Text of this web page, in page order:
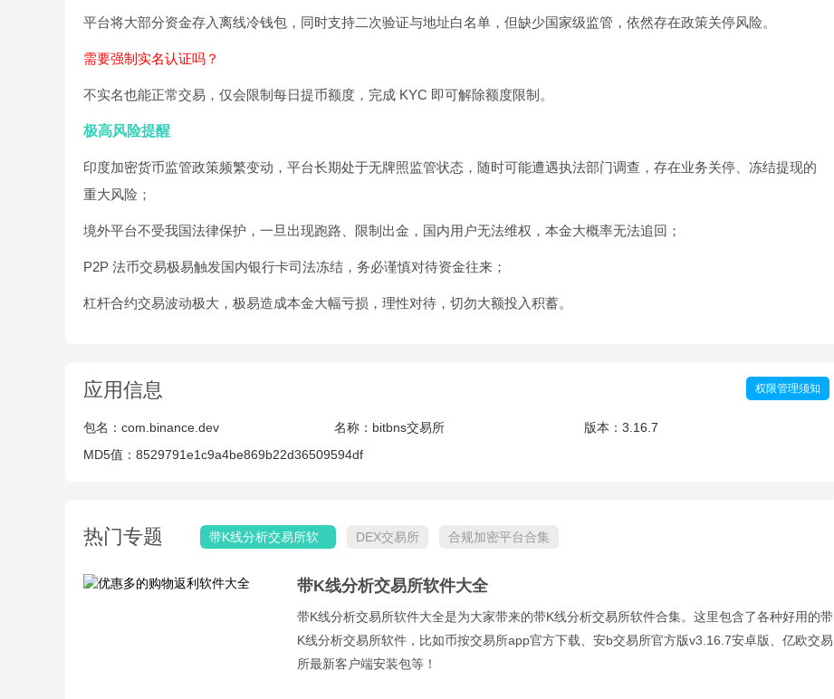
平台将大部分资金存入离线冷钱包，同时支持二次验证与地址白名单，但缺少国家级监管，依然存在政策关停风险。
需要强制实名认证吗？
不实名也能正常交易，仅会限制每日提币额度，完成 KYC 即可解除额度限制。
极高风险提醒
印度加密货币监管政策频繁变动，平台长期处于无牌照监管状态，随时可能遭遇执法部门调查，存在业务关停、冻结提现的
重大风险；
境外平台不受我国法律保护，一旦出现跑路、限制出金，国内用户无法维权，本金大概率无法追回；
P2P 法币交易极易触发国内银行卡司法冻结，务必谨慎对待资金往来；
杠杆合约交易波动极大，极易造成本金大幅亏损，理性对待，切勿大额投入积蓄。
应用信息 权限管理须知
包名： com.binance.dev 名称： bitbns交易所 版本：3.16.7
MD5值： 8529791e1c9a4be869b22d36509594df
热门专题
带K线分析交易所软
DEX交易所 合规加密平台合集
带K线分析交易所软件大全
带K线分析交易所软件大全是为大家带来的带K线分析交易所软件合集。这里包含了各种好用的带
K线分析交易所软件，比如币按交易所app官方下载、安b交易所官方版v3.16.7安卓版、亿欧交易
所最新客户端安装包等！